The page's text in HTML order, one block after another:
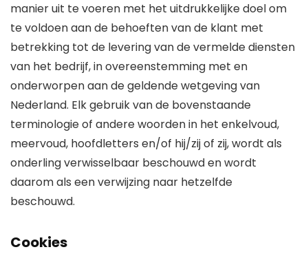
manier uit te voeren met het uitdrukkelijke doel om
te voldoen aan de behoeften van de klant met
betrekking tot de levering van de vermelde diensten
van het bedrijf, in overeenstemming met en
onderworpen aan de geldende wetgeving van
Nederland. Elk gebruik van de bovenstaande
terminologie of andere woorden in het enkelvoud,
meervoud, hoofdletters en/of hij/zij of zij, wordt als
onderling verwisselbaar beschouwd en wordt
daarom als een verwijzing naar hetzelfde
beschouwd.
Cookies